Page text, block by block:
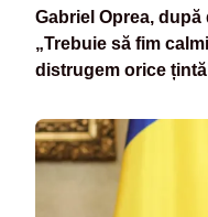
Gabriel Oprea, după
„Trebuie să fim
distrugem orice